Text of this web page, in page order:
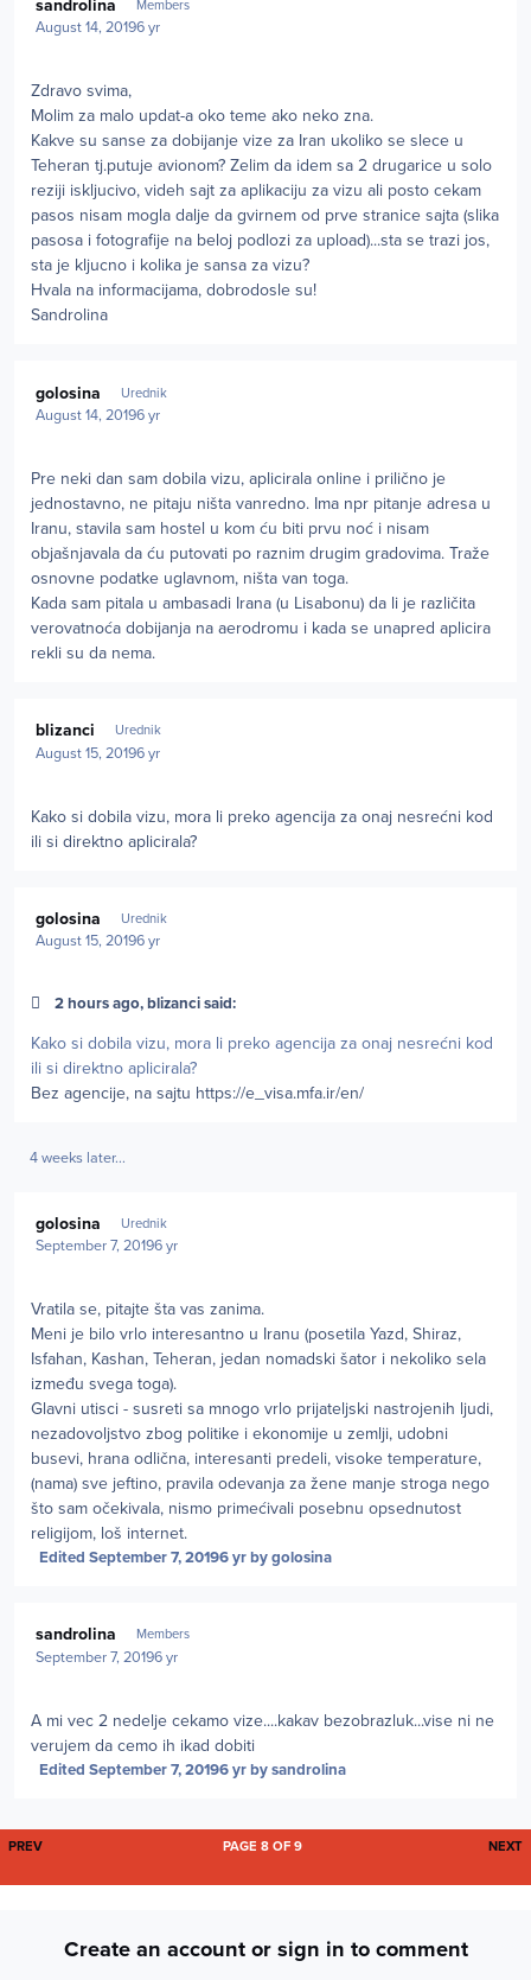
sandrolina Members
August 14, 20196 yr
Zdravo svima,
Molim za malo updat-a oko teme ako neko zna.
Kakve su sanse za dobijanje vize za Iran ukoliko se slece u
Teheran tj.putuje avionom? Zelim da idem sa 2 drugarice u solo
reziji iskljucivo, videh sajt za aplikaciju za vizu ali posto cekam
pasos nisam mogla dalje da gvirnem od prve stranice sajta (slika
pasosa i fotografije na beloj podlozi za upload)...sta se trazi jos,
sta je kljucno i kolika je sansa za vizu?
Hvala na informacijama, dobrodosle su!
Sandrolina
golosina Urednik
August 14, 20196 yr
Pre neki dan sam dobila vizu, aplicirala online i prilično je
jednostavno, ne pitaju ništa vanredno. Ima npr pitanje adresa u
Iranu, stavila sam hostel u kom ću biti prvu noć i nisam
objašnjavala da ću putovati po raznim drugim gradovima. Traže
osnovne podatke uglavnom, ništa van toga.
Kada sam pitala u ambasadi Irana (u Lisabonu) da li je različita
verovatnoća dobijanja na aerodromu i kada se unapred aplicira
rekli su da nema.
blizanci Urednik
August 15, 20196 yr
Kako si dobila vizu, mora li preko agencija za onaj nesrećni kod
ili si direktno aplicirala?
golosina Urednik
August 15, 20196 yr
2 hours ago, blizanci said:
Kako si dobila vizu, mora li preko agencija za onaj nesrećni kod
ili si direktno aplicirala?
Bez agencije, na sajtu https://e_visa.mfa.ir/en/
4 weeks later...
golosina Urednik
September 7, 20196 yr
Vratila se, pitajte šta vas zanima.
Meni je bilo vrlo interesantno u Iranu (posetila Yazd, Shiraz,
Isfahan, Kashan, Teheran, jedan nomadski šator i nekoliko sela
između svega toga).
Glavni utisci - susreti sa mnogo vrlo prijateljski nastrojenih ljudi,
nezadovoljstvo zbog politike i ekonomije u zemlji, udobni
busevi, hrana odlična, interesanti predeli, visoke temperature,
(nama) sve jeftino, pravila odevanja za žene manje stroga nego
što sam očekivala, nismo primećivali posebnu opsednutost
religijom, loš internet.
Edited September 7, 20196 yrby golosina
sandrolina Members
September 7, 20196 yr
A mi vec 2 nedelje cekamo vize....kakav bezobrazluk...vise ni ne
verujem da cemo ih ikad dobiti
Edited September 7, 20196 yrby sandrolina
FIRST PAGE
PREV NEXT
PAGE 8 OF 9
Create an account or sign in to comment